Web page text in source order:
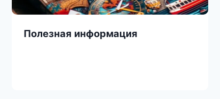
Полезная информация